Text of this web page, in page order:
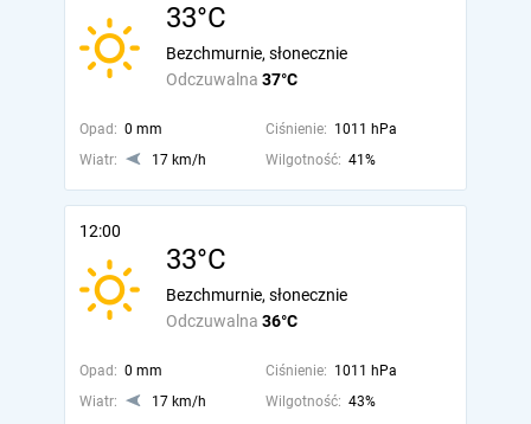
33°C
Odczuwalna 37°C
Bezchmurnie, słonecznie
Opad: 0 mm Ciśnienie: 1011 hPa
Wiatr:
17 km/h Wilgotność: 41%
12:00
33°C
Odczuwalna 36°C
Bezchmurnie, słonecznie
Opad: 0 mm Ciśnienie: 1011 hPa
Wiatr:
17 km/h Wilgotność: 43%